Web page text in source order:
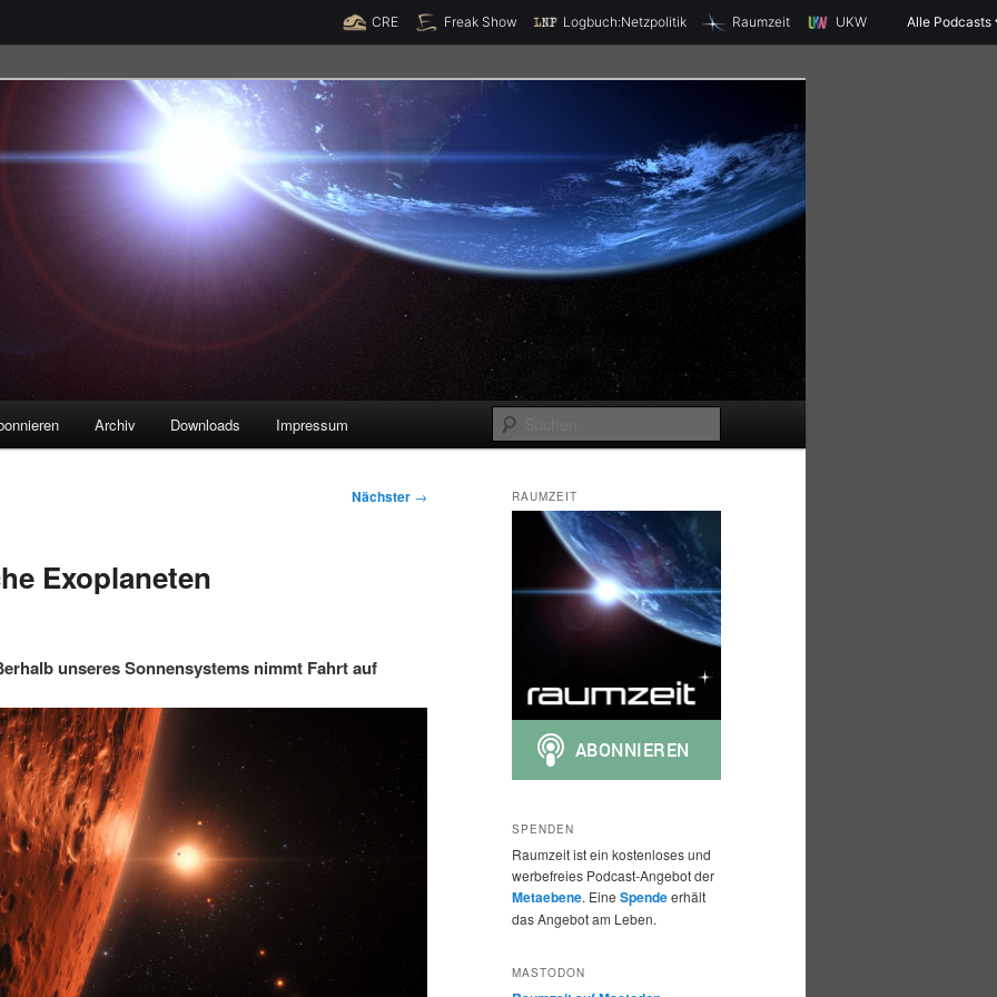
Spende jetzt!
CRE Freak Show Logbuch:Netzpolitik Raumzeit UKW Alle Podcasts
u
Archiv Downloads Impressum
Nächster →
Exoplaneten
unseres Sonnensystems nimmt Fahrt auf
RAUMZEIT
SPENDEN
Raumzeit ist ein kostenloses und
werbefreies Podcast-Angebot der
Metaebene. Eine Spendeerhält
das Angebot am Leben.
MASTODON